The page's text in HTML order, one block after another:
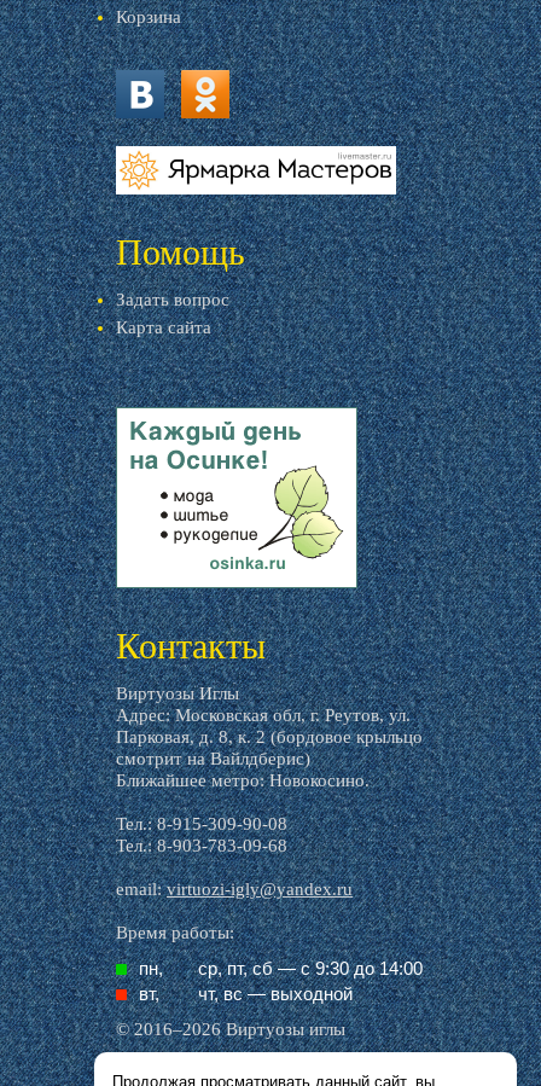
Корзина
vk.com ok.ru
livemaster.ru
Помощь
Задать вопрос
Карта сайта
livemaster.ru
Контакты
Виртуозы Иглы
Адрес: Московская обл, г. Реутов, ул.
Парковая, д. 8, к. 2 (бордовое крыльцо
смотрит на Вайлдберис)
Ближайшее метро: Новокосино.
Тел.: 8-915-309-90-08
Тел.: 8-903-783-09-68
email:virtuozi-igly@yandex.ru
Время работы:
пн,
ср, пт, cб — с 9:30 до 14:00
вт,
чт, вс — выходной
© 2016–2026 Виртуозы иглы
Продолжая просматривать данный сайт, вы